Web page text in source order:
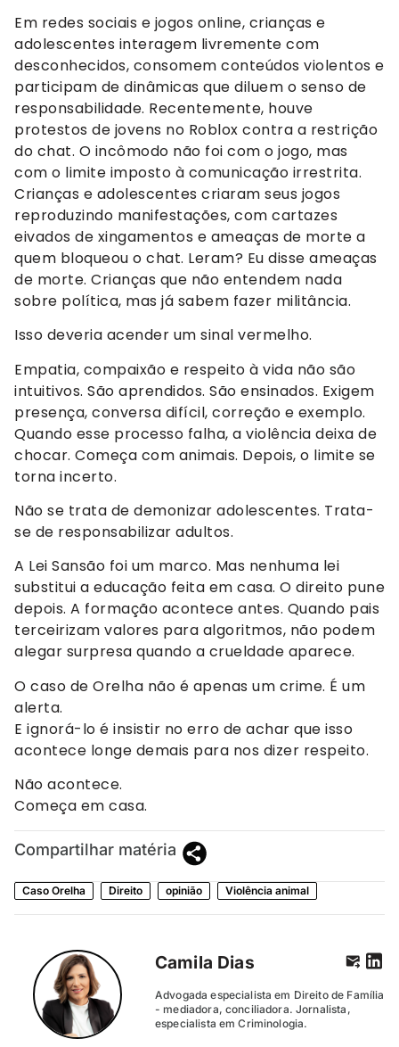
Em redes sociais e jogos online, crianças e
adolescentes interagem livremente com
desconhecidos, consomem conteúdos violentos e
participam de dinâmicas que diluem o senso de
responsabilidade. Recentemente, houve
protestos de jovens no Roblox contra a restrição
do chat. O incômodo não foi com o jogo, mas
com o limite imposto à comunicação irrestrita.
Crianças e adolescentes criaram seus jogos
reproduzindo manifestações, com cartazes
eivados de xingamentos e ameaças de morte a
quem bloqueou o chat. Leram? Eu disse ameaças
de morte. Crianças que não entendem nada
sobre política, mas já sabem fazer militância.
Isso deveria acender um sinal vermelho.
Empatia, compaixão e respeito à vida não são
intuitivos. São aprendidos. São ensinados. Exigem
presença, conversa difícil, correção e exemplo.
Quando esse processo falha, a violência deixa de
chocar. Começa com animais. Depois, o limite se
torna incerto.
Não se trata de demonizar adolescentes. Trata-
se de responsabilizar adultos.
A Lei Sansão foi um marco. Mas nenhuma lei
substitui a educação feita em casa. O direito pune
depois. A formação acontece antes. Quando pais
terceirizam valores para algoritmos, não podem
alegar surpresa quando a crueldade aparece.
O caso de Orelha não é apenas um crime. É um
alerta.
E ignorá-lo é insistir no erro de achar que isso
acontece longe demais para nos dizer respeito.
Não acontece.
Começa em casa.
Compartilhar matéria
Caso Orelha Direito opinião Violência animal
Camila Dias
Advogada especialista em Direito de Família
- mediadora, conciliadora. Jornalista,
especialista em Criminologia.